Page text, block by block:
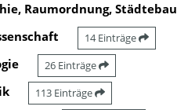
Raumordnung, Städtebau
14 Einträge
26 Einträge
113 Einträge